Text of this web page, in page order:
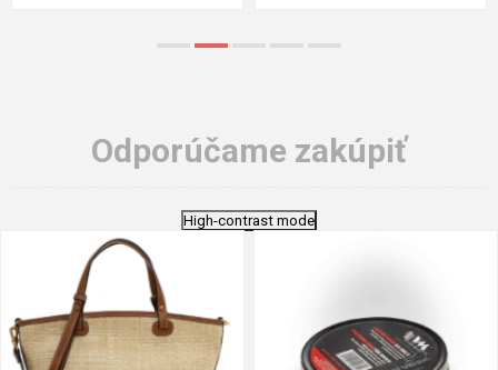
Odporúčame zakúpiť
High-contrast mode